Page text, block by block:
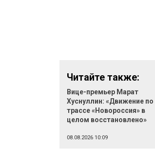
Читайте также:
Вице-премьер Марат
Хуснуллин: «Движение по
трассе «Новороссия» в
целом восстановлено»
08.08.2026 10:09